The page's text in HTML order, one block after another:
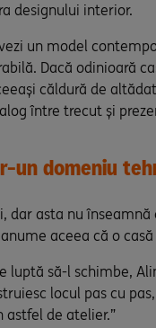
designului interior.
un model
Dacă odinioară
căldură de
între trecut și
un domeniu
dar asta nu
aceea că o
luptă să-l schimbe,
locul pas cu
astfel de atelier.”